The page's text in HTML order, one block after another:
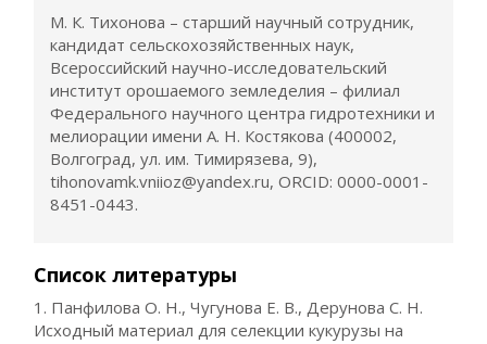
М. К. Тихонова – старший научный сотрудник,
кандидат сельскохозяйственных наук,
Всероссийский научно-исследовательский
институт орошаемого земледелия – филиал
Федерального научного центра гидротехники и
мелиорации имени А. Н. Костякова (400002,
Волгоград, ул. им. Тимирязева, 9),
tihonovamk.vniioz@yandex.ru, ORCID: 0000-0001-
8451-0443.
Список литературы
1. Панфилова О. Н., Чугунова Е. В., Дерунова С. Н.
Исходный материал для селекции кукурузы на